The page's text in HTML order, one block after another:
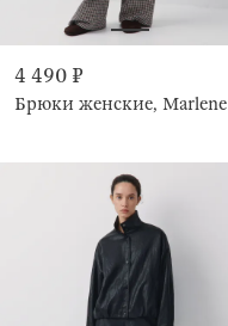
4 490 ₽
Брюки женские, Marlene